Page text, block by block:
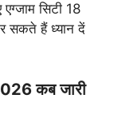
एग्जाम सिटी 18
सकते हैं ध्यान दें
कब जारी